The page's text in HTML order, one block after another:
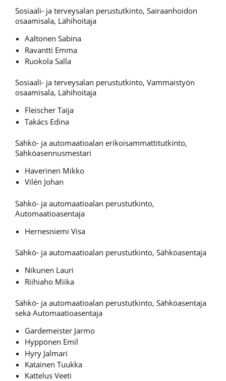
Sosiaali- ja terveysalan perustutkinto, Sairaanhoidon
osaamisala, Lähihoitaja
Aaltonen Sabina
Ravantti Emma
Ruokola Salla
Sosiaali- ja terveysalan perustutkinto, Vammaistyön
osaamisala, Lähihoitaja
Fleischer Taija
Takács Edina
Sähkö- ja automaatioalan erikoisammattitutkinto,
Sähköasennusmestari
Haverinen Mikko
Vilén Johan
Sähkö- ja automaatioalan perustutkinto,
Automaatioasentaja
Hernesniemi Visa
Sähkö- ja automaatioalan perustutkinto, Sähköasentaja
Nikunen Lauri
Riihiaho Miika
Sähkö- ja automaatioalan perustutkinto, Sähköasentaja
sekä Automaatioasentaja
Gardemeister Jarmo
Hyppönen Emil
Hyry Jalmari
Katainen Tuukka
Kattelus Veeti